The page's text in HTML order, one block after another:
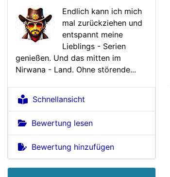
Endlich kann ich mich
mal zurückziehen und
entspannt meine
Lieblings - Serien
genießen. Und das mitten im
Nirwana - Land. Ohne störende...
Schnellansicht
Bewertung lesen
Bewertung hinzufügen